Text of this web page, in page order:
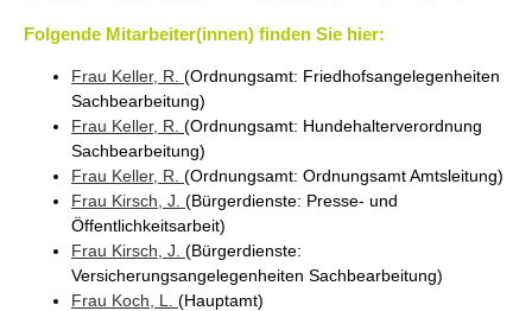
Folgende Mitarbeiter(innen) finden Sie hier:
Frau Keller, R. (Ordnungsamt: Friedhofsangelegenheiten
Sachbearbeitung)
Frau Keller, R. (Ordnungsamt: Hundehalterverordnung
Sachbearbeitung)
Frau Keller, R. (Ordnungsamt: Ordnungsamt Amtsleitung)
Frau Kirsch , J. (Bürgerdienste: Presse- und
Öffentlichkeitsarbeit)
Frau Kirsch , J. (Bürgerdienste:
Versicherungsangelegenheiten Sachbearbeitung)
Frau Koch , L. (Hauptamt)